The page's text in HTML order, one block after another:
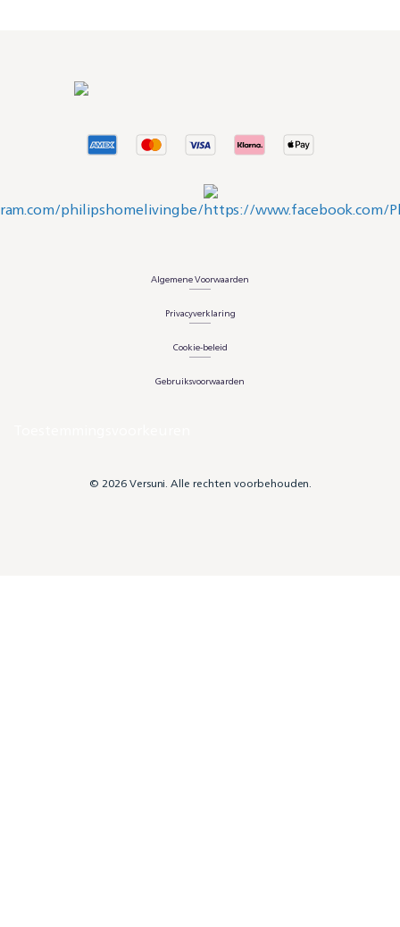
Algemene Voorwaarden
Privacyverklaring
Cookie-beleid
Gebruiksvoorwaarden
© 2026 Versuni. Alle rechten voorbehouden.